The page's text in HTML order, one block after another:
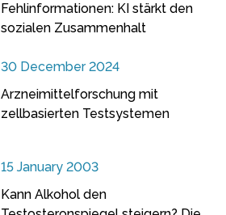
Fehlinformationen: KI stärkt den
sozialen Zusammenhalt
30 December 2024
Arzneimittelforschung mit
zellbasierten Testsystemen
15 January 2003
Kann Alkohol den